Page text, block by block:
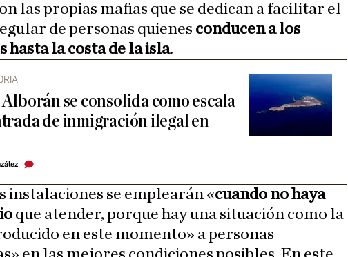
las propias mafias que se dedican a facilitar el
de personas quienes conducen a los
hasta la costa de la isla.
Alborán se consolida como escala
de inmigración ilegal en
instalaciones se emplearán «cuando no haya
que atender, porque hay una situación como la
en este momento» a personas